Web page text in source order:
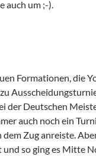
auch um ;-).
Formationen, die
der Deutschen
auch noch ein
Zug anreiste.
und so ging es Mitte